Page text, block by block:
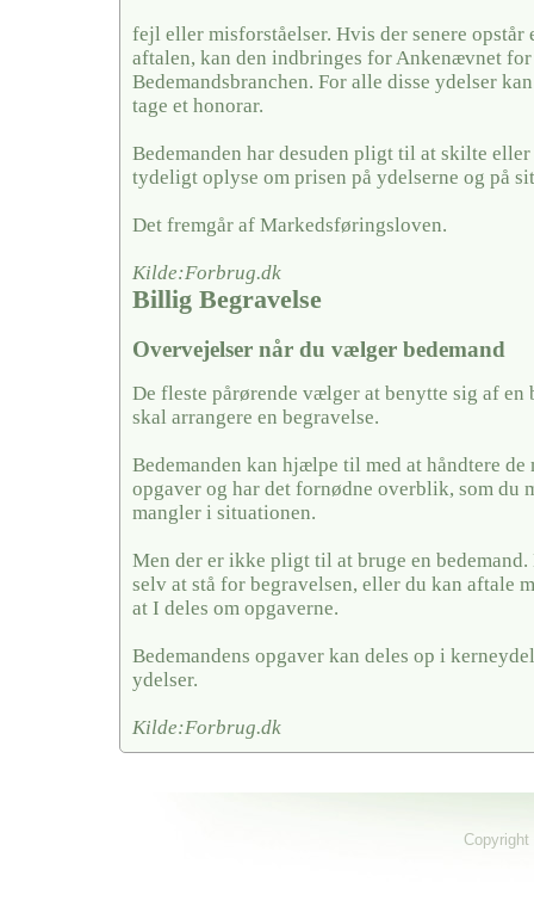
fejl eller misforståelser. Hvis der senere opstår
aftalen, kan den indbringes for Ankenævnet for
Bedemandsbranchen. For alle disse ydelser
tage et honorar.
Bedemanden har desuden pligt til at skilte eller
tydeligt oplyse om prisen på ydelserne og på
Det fremgår af Markedsføringsloven.
Kilde:Forbrug.dk
Billig Begravelse
Overvejelser når du vælger bedemand
De fleste pårørende vælger at benytte sig af en
skal arrangere en begravelse.
Bedemanden kan hjælpe til med at håndtere de
opgaver og har det fornødne overblik, som du
mangler i situationen.
Men der er ikke pligt til at bruge en
selv at stå for begravelsen, eller du kan aftale
at I deles om opgaverne.
Bedemandens opgaver kan deles op i
ydelser.
Kilde:Forbrug.dk